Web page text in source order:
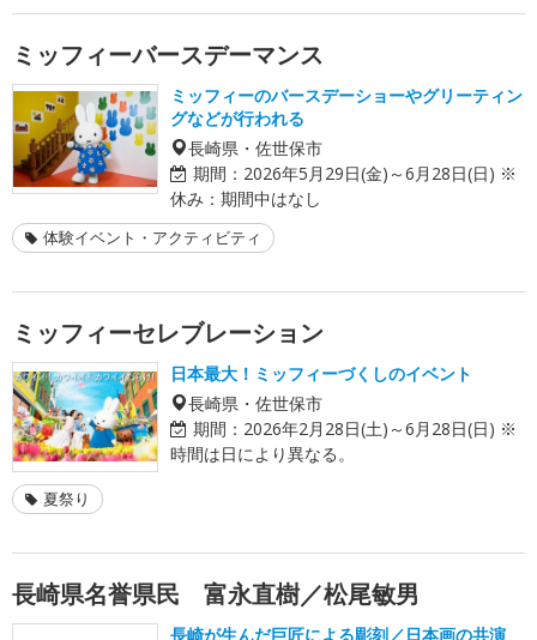
ミッフィーバースデーマンス
ミッフィーのバースデーショーやグリーティン
グなどが行われる
長崎県・佐世保市
期間： 2026年5月29日(金)～6月28日(日) ※
休み：期間中はなし
体験イベント・アクティビティ
ミッフィーセレブレーション
日本最大！ミッフィーづくしのイベント
長崎県・佐世保市
期間： 2026年2月28日(土)～6月28日(日) ※
時間は日により異なる。
夏祭り
長崎県名誉県民 富永直樹／松尾敏男
長崎が生んだ巨匠による彫刻／日本画の共演